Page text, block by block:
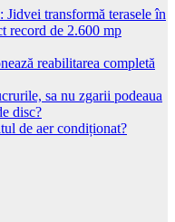
Jidvei transformă terasele în
record de 2.600 mp
reabilitarea completă
sa nu zgarii podeaua
disc?
de aer condiționat?